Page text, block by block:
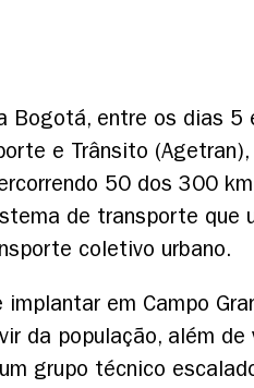
Bogotá, entre os dias
e Trânsito
50 dos 300
de transporte
coletivo urbano.
em Campo
da população, além
grupo técnico